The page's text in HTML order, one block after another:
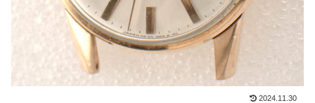
2024.11.30